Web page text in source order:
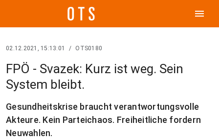
menu
02.12.2021, 15:13:01 / OTS0180
FPÖ - Svazek: Kurz ist weg. Sein
System bleibt.
Gesundheitskrise braucht verantwortungsvolle
Akteure. Kein Parteichaos. Freiheitliche fordern
Neuwahlen.